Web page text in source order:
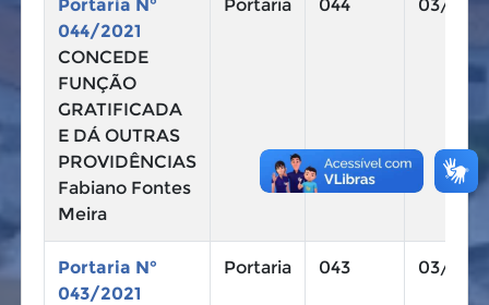
Portaria N°
044/2021
CONCEDE
FUNÇÃO
GRATIFICADA
E DÁ OUTRAS
PROVIDÊNCIAS
Fabiano Fontes
Meira
Portaria 044 03/11/
Portaria N°
043/2021
Portaria 043 03/11/